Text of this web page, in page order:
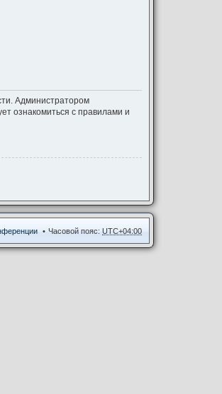
Администратором
ознакомиться с правилами и
Часовой пояс: UTC+04:00